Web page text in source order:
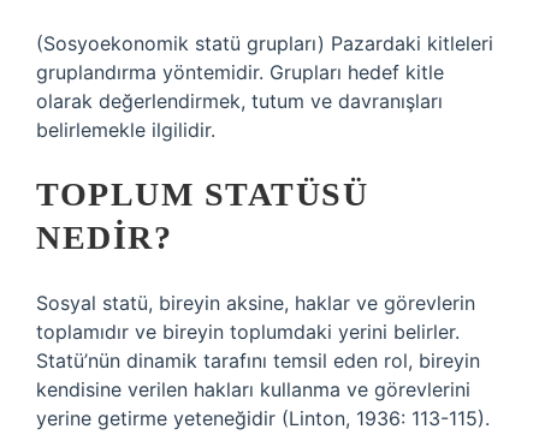
(Sosyoekonomik statü grupları) Pazardaki kitleleri
gruplandırma yöntemidir. Grupları hedef kitle
olarak değerlendirmek, tutum ve davranışları
belirlemekle ilgilidir.
TOPLUM STATÜSÜ
NEDIR?
Sosyal statü, bireyin aksine, haklar ve görevlerin
toplamıdır ve bireyin toplumdaki yerini belirler.
Statü’nün dinamik tarafını temsil eden rol, bireyin
kendisine verilen hakları kullanma ve görevlerini
yerine getirme yeteneğidir (Linton, 1936: 113-115).